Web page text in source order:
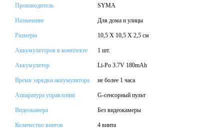
Производитель SYMA
Назначение Для дома и улицы
Размеры 10,5 X 10,5 X 2,5 см
Аккумуляторов в комплекте 1 шт.
Аккумулятор Li-Po 3.7V 180mAh
Время зарядки аккумулятора не более 1 часа
Аппаратура управления G-сенсорный пульт
Видеокамера Без видеокамеры
Количество винтов 4 винта